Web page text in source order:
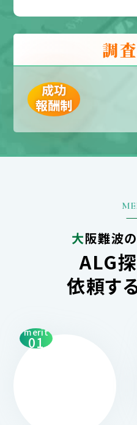
調査
成功
報酬制
大阪難波
ALG
依頼す
merit
01